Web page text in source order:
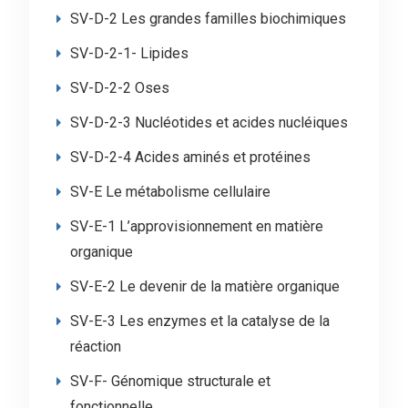
SV-D-2 Les grandes familles biochimiques
SV-D-2-1- Lipides
SV-D-2-2 Oses
SV-D-2-3 Nucléotides et acides nucléiques
SV-D-2-4 Acides aminés et protéines
SV-E Le métabolisme cellulaire
SV-E-1 L’approvisionnement en matière
organique
SV-E-2 Le devenir de la matière organique
SV-E-3 Les enzymes et la catalyse de la
réaction
SV-F- Génomique structurale et